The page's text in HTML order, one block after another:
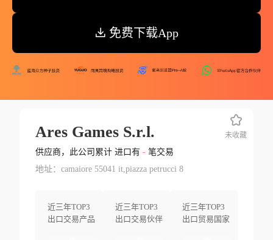
免费下载App
Ares Games S.r.l.
供应商，此公司累计 进口有 -笔交易
地址：camaiore 55041 it,piazza petrucci 8
近三年TOP3
出口交易产品
近三年TOP3
出口交易伙伴
近三年TOP3
出口贸易国家
未收藏